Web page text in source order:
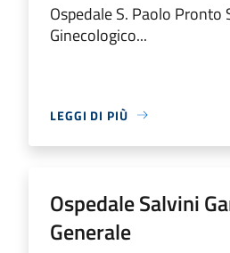
Ospedale S. Paolo Pronto
Ginecologico...
LEGGI DI PIÙ
Ospedale Salvini
Generale